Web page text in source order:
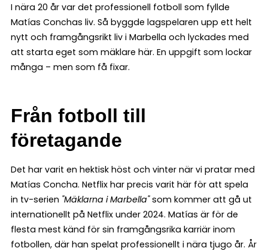
I nära 20 år var det professionell fotboll som fyllde
Matías Conchas liv. Så byggde lagspelaren upp ett helt
nytt och framgångsrikt liv i Marbella och lyckades med
att starta eget som mäklare här. En uppgift som lockar
många – men som få fixar.
Från fotboll till
företagande
Det har varit en hektisk höst och vinter när vi pratar med
Matías Concha. Netflix har precis varit här för att spela
in tv-serien "Mäklarna i Marbella"som kommer att gå ut
internationellt på Netflix under 2024. Matías är för de
flesta mest känd för sin framgångsrika karriär inom
fotbollen, där han spelat professionellt i nära tjugo år. År